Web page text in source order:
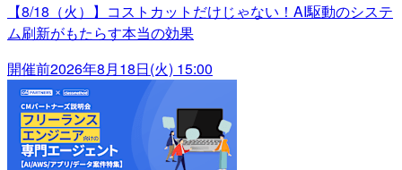
【8/18（火）】コストカットだけじゃない！AI駆動のシステ
ム刷新がもたらす本当の効果
開催前2026年8月18日(火) 15:00